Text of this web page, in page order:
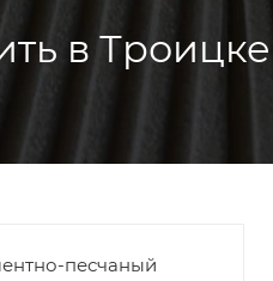
в Троицке
песчаный